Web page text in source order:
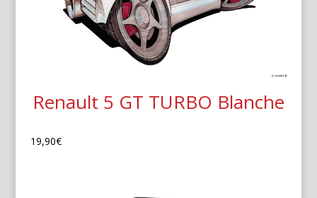
Renault 5 GT TURBO Blanche
19,90€